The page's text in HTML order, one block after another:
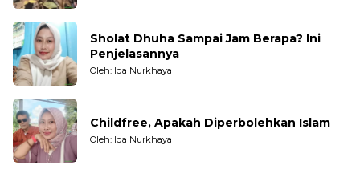
Sholat Dhuha Sampai Jam Berapa? Ini
Penjelasannya
Oleh: Ida Nurkhaya
Childfree, Apakah Diperbolehkan Islam
Oleh: Ida Nurkhaya